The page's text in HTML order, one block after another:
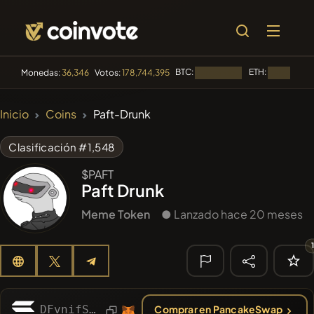
Monedas:36,346 Votos:178,744,395 BTC: ETH:
Chase McCoin CHASE
#2304
Inicio Coins Paft-Drunk
Clasificación #1,548
$PAFT
Paft Drunk
Meme Token ● Lanzado hace 20 meses
1
DFvnifSbXT24zsrAhdmhH744Kzf79LM2deiyg8YVFTyv Comprar en PancakeSwap